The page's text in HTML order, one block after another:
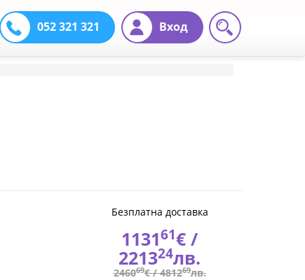
Вход
052 321 321
Безплатна доставка
113161€ /
221324лв.
246069€ /481269лв.